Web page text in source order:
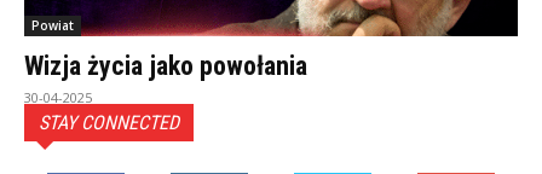
Powiat
Wizja życia jako powołania
30-04-2025
STAY CONNECTED